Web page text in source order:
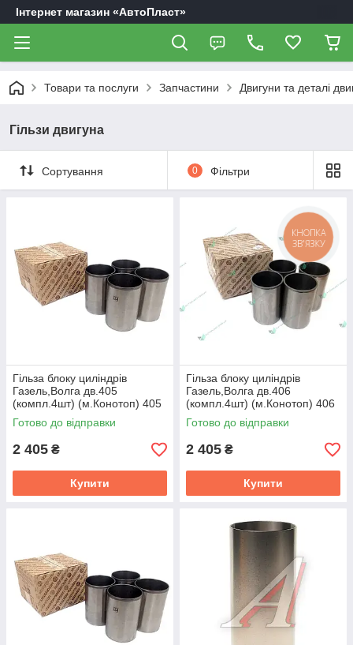
Інтернет магазин «АвтоПласт»
Товари та послуги Запчастини Двигуни та деталі
Гільзи двигуна
Сортування 0 Фільтри
Гiльза блоку цилiндрiв
Газель,Волга дв.405
(компл.4шт) (м.Конотоп) 405
Готово до відправки
2 405 ₴
Купити
Гiльза блоку цилiндрiв
Газель,Волга дв.406
(компл.4шт) (м.Конотоп) 406
Готово до відправки
2 405 ₴
Купити
КНОПКА
ЗВ'ЯЗКУ